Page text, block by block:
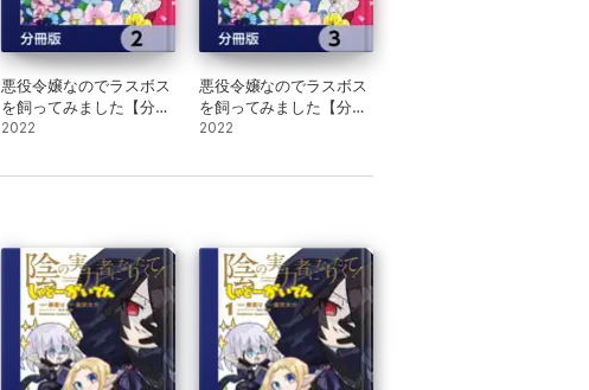
悪役令嬢なのでラスボス
を飼ってみました【分冊
版】 2
2022
悪役令嬢なのでラスボス
を飼ってみました【分冊
版】 3
2022